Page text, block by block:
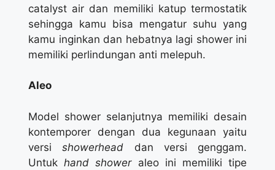
catalyst air dan memiliki katup termostatik
sehingga kamu bisa mengatur suhu yang
kamu inginkan dan hebatnya lagi shower ini
memiliki perlindungan anti melepuh.
Aleo
Model shower selanjutnya memiliki desain
kontemporer dengan dua kegunaan yaitu
versishowerhead dan versi genggam.
Untukhand showeraleo ini memiliki tipe